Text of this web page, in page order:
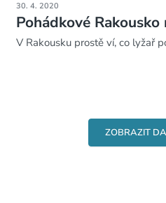
30. 4. 2020
Pohádkové Rakousko
V Rakousku prostě ví, co lyžař
ZOBRAZIT